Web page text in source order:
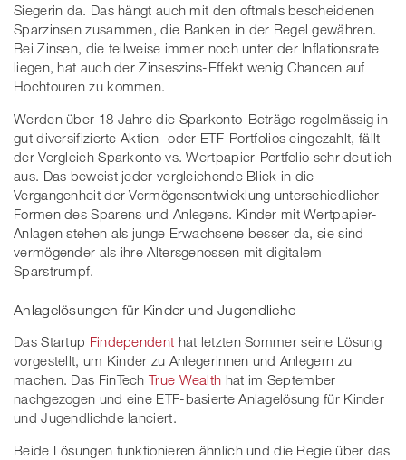
Siegerin da. Das hängt auch mit den oftmals bescheidenen
Sparzinsen zusammen, die Banken in der Regel gewähren.
Bei Zinsen, die teilweise immer noch unter der Inflationsrate
liegen, hat auch der Zinseszins-Effekt wenig Chancen auf
Hochtouren zu kommen.
Werden über 18 Jahre die Sparkonto-Beträge regelmässig in
gut diversifizierte Aktien- oder ETF-Portfolios eingezahlt, fällt
der Vergleich Sparkonto vs. Wertpapier-Portfolio sehr deutlich
aus. Das beweist jeder vergleichende Blick in die
Vergangenheit der Vermögensentwicklung unterschiedlicher
Formen des Sparens und Anlegens. Kinder mit Wertpapier-
Anlagen stehen als junge Erwachsene besser da, sie sind
vermögender als ihre Altersgenossen mit digitalem
Sparstrumpf.
Anlagelösungen für Kinder und Jugendliche
Das Startup Findependent hat letzten Sommer seine Lösung
vorgestellt, um Kinder zu Anlegerinnen und Anlegern zu
machen. Das FinTechTrue Wealth hat im September
nachgezogen und eine ETF-basierte Anlagelösung für Kinder
und Jugendlichde lanciert.
Beide Lösungen funktionieren ähnlich und die Regie über das